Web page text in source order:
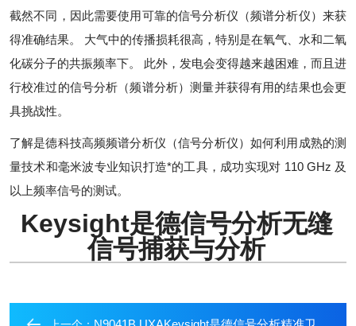
截然不同，因此需要使用可靠的信号分析仪（频谱分析仪）来获
得准确结果。 大气中的传播损耗很高，特别是在氧气、水和二氧
化碳分子的共振频率下。 此外，发电会变得越来越困难，而且进
行校准过的信号分析（频谱分析）测量并获得有用的结果也会更
具挑战性。
了解是德科技高频频谱分析仪（信号分析仪）如何利用成熟的测
量技术和毫米波专业知识打造*的工具，成功实现对 110 GHz 及
以上频率信号的测试。
Keysight是德信号分析无缝
信号捕获与分析